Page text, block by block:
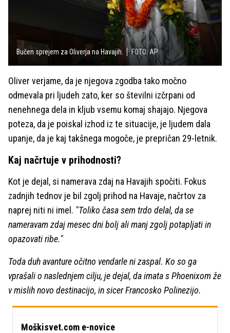
Bučen sprejem za Oliverja na Havajih. FOTO: AP
Oliver verjame, da je njegova zgodba tako močno
odmevala pri ljudeh zato, ker so številni izčrpani od
nenehnega dela in kljub vsemu komaj shajajo. Njegova
poteza, da je poiskal izhod iz te situacije, je ljudem dala
upanje, da je kaj takšnega mogoče, je prepričan 29-letnik.
Kaj načrtuje v prihodnosti?
Kot je dejal, si namerava zdaj na Havajih spočiti. Fokus
zadnjih tednov je bil zgolj prihod na Havaje, načrtov za
naprej niti ni imel. "Toliko časa sem trdo delal, da se
nameravam zdaj mesec dni bolj ali manj zgolj potapljati in
opazovati ribe."
Toda duh avanture očitno vendarle ni zaspal. Ko so ga
vprašali o naslednjem cilju, je dejal, da imata s Phoenixom že
v mislih novo destinacijo, in sicer Francosko Polinezijo.
Moškisvet.com e-novice